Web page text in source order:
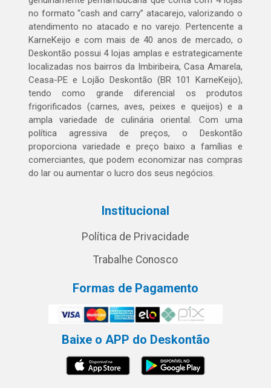
no formato “cash and carry” atacarejo, valorizando o
atendimento no atacado e no varejo. Pertencente a
KarneKeijo e com mais de 40 anos de mercado, o
Deskontão possui 4 lojas amplas e estrategicamente
localizadas nos bairros da Imbiribeira, Casa Amarela,
Ceasa-PE e Lojão Deskontão (BR 101 KarneKeijo),
tendo como grande diferencial os produtos
frigorificados (carnes, aves, peixes e queijos) e a
ampla variedade de culinária oriental. Com uma
política agressiva de preços, o Deskontão
proporciona variedade e preço baixo a famílias e
comerciantes, que podem economizar nas compras
do lar ou aumentar o lucro dos seus negócios.
Institucional
Política de Privacidade
Trabalhe Conosco
Formas de Pagamento
Baixe o APP do Deskontão